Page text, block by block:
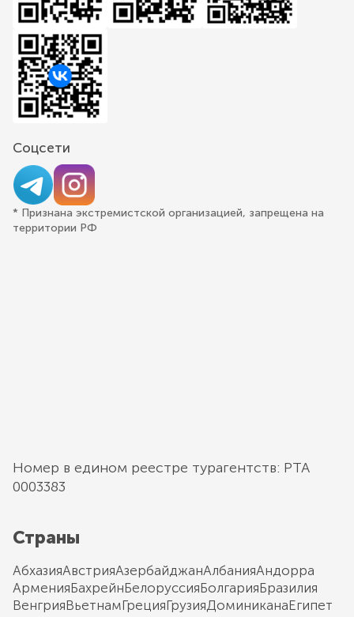
Соцсети
* Признана экстремистской организацией, запрещена на
территории РФ
Номер в едином реестре турагентств: РТА
0003383
Страны
АбхазияАвстрияАзербайджанАлбанияАндорра
АрменияБахрейнБелоруссияБолгарияБразилия
ВенгрияВьетнамГрецияГрузияДоминиканаЕгипет